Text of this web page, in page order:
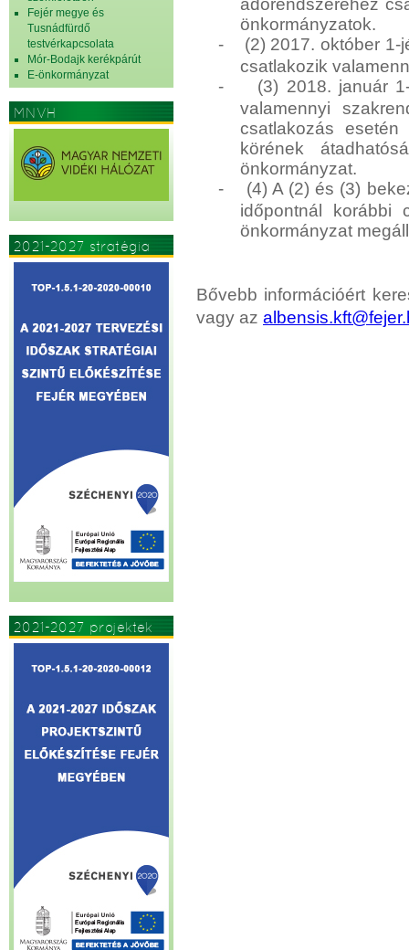
Fejér megye és
Tusnádfürdő
testvérkapcsolata
Mór-Bodajk kerékpárút
E-önkormányzat
MNVH
2021-2027 stratégia
2021-2027 projektek
adórendszeréhez
önkormányzatok.
-
(2) 2017. október
csatlakozik
-
(3) 2018. január
valamennyi
csatlakozás
körének
önkormányzat.
-
(4) A (2) és (3)
időpontnál korábbi
önkormányzat
Bővebb információért
vagy az